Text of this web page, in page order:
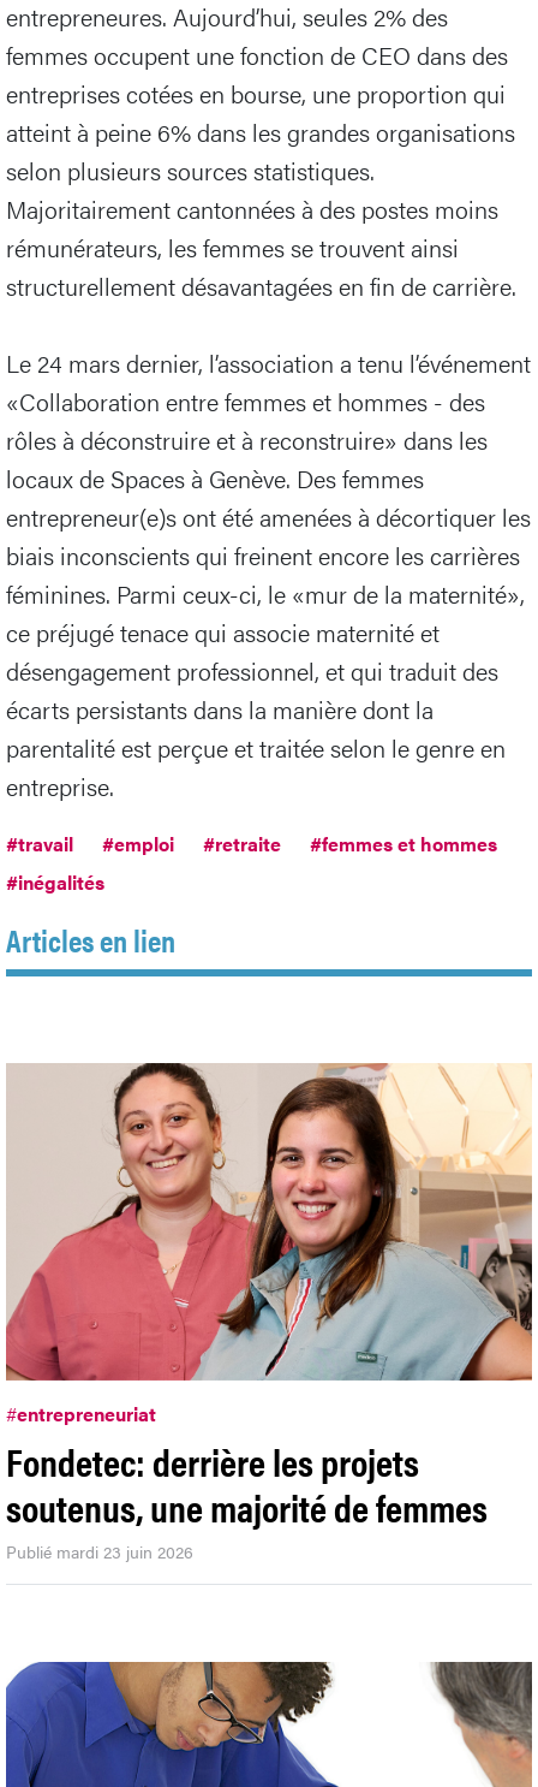
entrepreneures. Aujourd’hui, seules 2% des
femmes occupent une fonction de CEO dans des
entreprises cotées en bourse, une proportion qui
atteint à peine 6% dans les grandes organisations
selon plusieurs sources statistiques.
Majoritairement cantonnées à des postes moins
rémunérateurs, les femmes se trouvent ainsi
structurellement désavantagées en fin de carrière.
Le 24 mars dernier, l’association a tenu l’événement
«Collaboration entre femmes et hommes - des
rôles à déconstruire et à reconstruire» dans les
locaux de Spaces à Genève. Des femmes
entrepreneur(e)s ont été amenées à décortiquer les
biais inconscients qui freinent encore les carrières
féminines. Parmi ceux-ci, le «mur de la maternité»,
ce préjugé tenace qui associe maternité et
désengagement professionnel, et qui traduit des
écarts persistants dans la manière dont la
parentalité est perçue et traitée selon le genre en
entreprise.
#travail #emploi #retraite
#femmes et hommes
#inégalités
Articles en lien
#entrepreneuriat
Fondetec: derrière les projets
soutenus, une majorité de femmes
Publié mardi 23 juin 2026